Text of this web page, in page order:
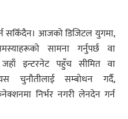
सकिँदैन। आजको डिजिटल युगमा,
सामना गर्नुपर्छ वा
जहाँ इन्टरनेट पहुँच सीमित वा
चुनौतीलाई सम्बोधन गर्दै,
निर्भर नगरी लेनदेन गर्न